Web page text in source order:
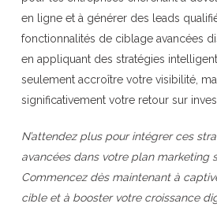
en ligne et à générer des leads
fonctionnalités de ciblage avancées
en appliquant des stratégies
seulement accroître votre visibilité,
significativement votre retour sur
N’attendez plus pour intégrer ces
avancées dans votre plan marketing
Commencez dès maintenant à
cible et à booster votre croissance